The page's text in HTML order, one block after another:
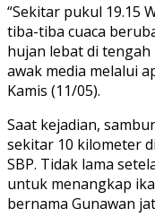
“Sekitar pukul 19.15
tiba-tiba cuaca
hujan lebat di tengah
awak media melalui
Kamis (11/05).
Saat kejadian,
sekitar 10 kilometer
SBP. Tidak lama
untuk menangkap
bernama Gunawan